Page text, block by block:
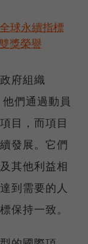
球永續指標
獎榮譽
府組織
們通過動員
目，而項目
發展。它們
其他利益相
到需要的人
保持一致。